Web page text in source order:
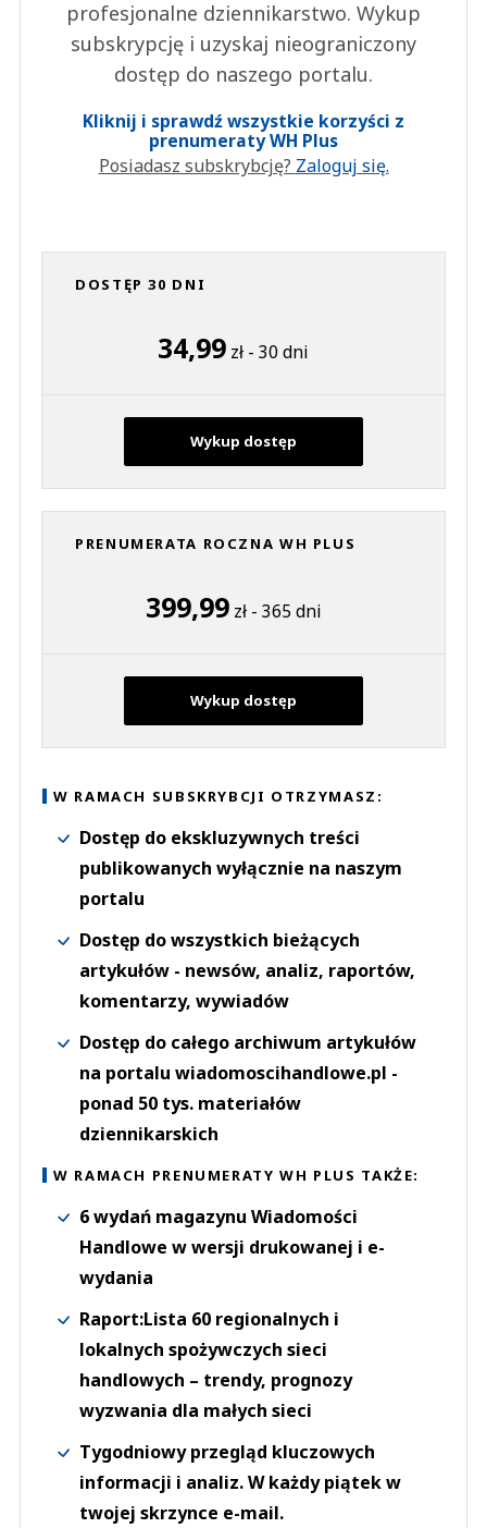
profesjonalne dziennikarstwo. Wykup
subskrypcję i uzyskaj nieograniczony
dostęp do naszego portalu.
Kliknij i sprawdź wszystkie korzyści z
prenumeraty WH Plus
Posiadasz subskrybcję? Zaloguj się.
DOSTĘP 30 DNI
34,99 zł - 30 dni
Wykup dostęp
PRENUMERATA ROCZNA WH PLUS
399,99zł - 365 dni
Wykup dostęp
W RAMACH SUBSKRYBCJI OTRZYMASZ:
Dostęp do ekskluzywnych treści
publikowanych wyłącznie na naszym
portalu
Dostęp do wszystkich bieżących
artykułów - newsów, analiz, raportów,
komentarzy, wywiadów
Dostęp do całego archiwum artykułów
na portalu wiadomoscihandlowe.pl -
ponad 50 tys. materiałów
dziennikarskich
W RAMACH PRENUMERATY WH PLUS TAKŻE:
6 wydań magazynu Wiadomości
Handlowe w wersji drukowanej i e-
wydania
Raport:Lista 60 regionalnych i
lokalnych spożywczych sieci
handlowych – trendy, prognozy
wyzwania dla małych sieci
Tygodniowy przegląd kluczowych
informacji i analiz. W każdy piątek w
twojej skrzynce e-mail.